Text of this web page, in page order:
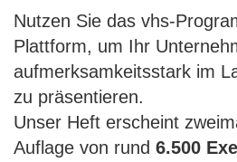
Nutzen Sie das vhs-
Plattform, um Ihr
aufmerksamkeitsstark im
zu präsentieren.
Unser Heft erscheint
Auflage von rund 6.500